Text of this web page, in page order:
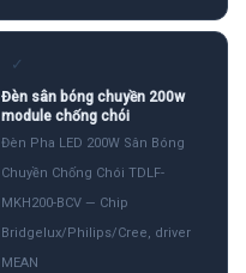
✓
Đèn sân bóng chuyền 200w
module chống chói
Đèn Pha LED 200W Sân Bóng
Chuyền Chống Chói TDLF-
MKH200-BCV — Chip
Bridgelux/Philips/Cree, driver
MEAN